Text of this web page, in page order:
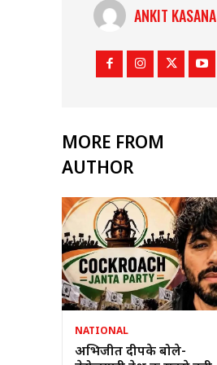
ANKIT KASANA
MORE FROM
AUTHOR
NATIONAL
अभिजीत दीपके बोले-